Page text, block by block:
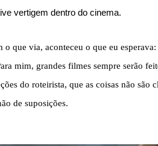
vertigem dentro do cinema.
que via, aconteceu o que eu esperava:
mim, grandes filmes sempre serão
do roteirista, que as coisas não
de suposições.